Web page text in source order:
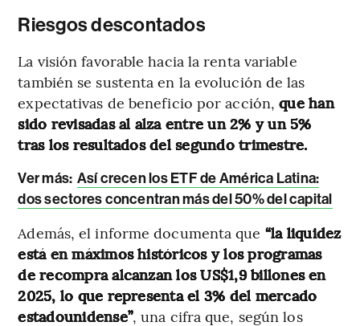
Riesgos descontados
La visión favorable hacia la renta variable
también se sustenta en la evolución de las
expectativas de beneficio por acción,que han
sido revisadas al alza entre un 2% y un 5%
tras los resultados del segundo trimestre.
Ver más: Así crecen los ETF de América Latina:
dos sectores concentran más del 50% del capital
Además, el informe documenta que “la liquidez
está en máximos históricos y los programas
de recompra alcanzan los US$1,9 billones en
2025, lo que representa el 3% del mercado
estadounidense”, una cifra que, según los